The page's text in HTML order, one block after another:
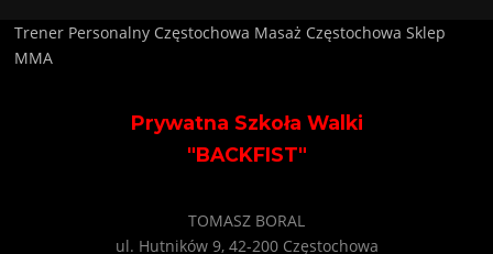
Trener Personalny Częstochowa Masaż Częstochowa Sklep
MMA
Prywatna Szkoła Walki
"BACKFIST"
TOMASZ BORAL
ul. Hutników 9, 42-200 Częstochowa